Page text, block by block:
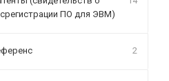
ПО для ЭВМ)
2